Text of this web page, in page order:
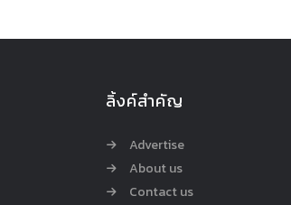
ลิ้งค์สำคัญ
Advertise
About us
Contact us